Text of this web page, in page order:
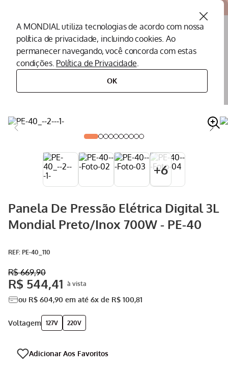
A MONDIAL utiliza tecnologias de acordo com nossa
política de privacidade, incluindo cookies. Ao
permanecer navegando, você concorda com estas
condições. Política de Privacidade.
OK
O que você procura?
eletroportáteis para cozinha
+6
Panela De Pressão Elétrica Digital 3L
Mondial Preto/Inox 700W - PE-40
: PE-40_110
R$ 669,90
R$ 544,41
ou R$ 604,90 em até 6x de R$ 100,81
voltagem 127V 220V
2 Air Fryer
Assistencia Tecnica
Liquidificador
Secador
7º Panificadora
8º Panela Elétrica